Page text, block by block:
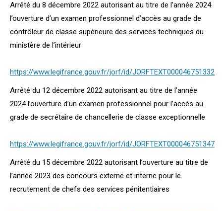
Arrêté du 8 décembre 2022 autorisant au titre de l’année 2024
l’ouverture d’un examen professionnel d’accès au grade de
contrôleur de classe supérieure des services techniques du
ministère de l’intérieur
https://www.legifrance.gouv.fr/jorf/id/JORFTEXT000046751332
Arrêté du 12 décembre 2022 autorisant au titre de l’année
2024 l’ouverture d’un examen professionnel pour l’accès au
grade de secrétaire de chancellerie de classe exceptionnelle
https://www.legifrance.gouv.fr/jorf/id/JORFTEXT000046751347
Arrêté du 15 décembre 2022 autorisant l’ouverture au titre de
l’année 2023 des concours externe et interne pour le
recrutement de chefs des services pénitentiaires